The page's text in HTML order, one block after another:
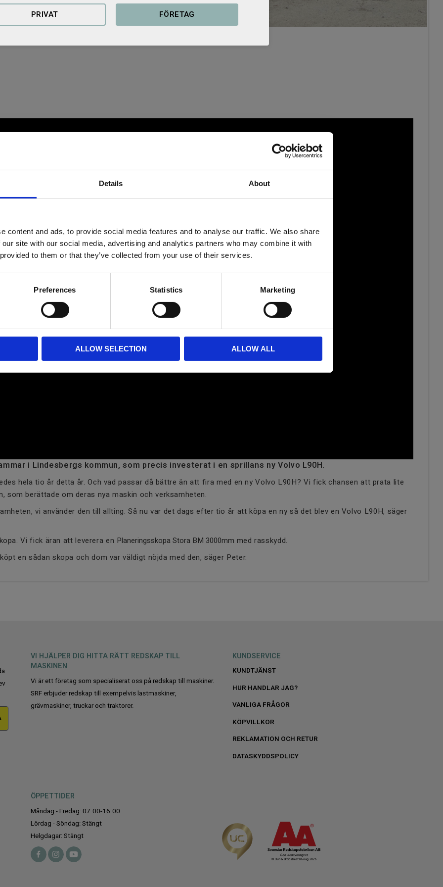
Details About
content and ads, to provide social media features and to analyse our traffic. We also share
site with our social media, advertising and analytics partners who may combine it with
to them or that they’ve collected from your use of their services.
Preferences Statistics Marketing
ALLOW SELECTION ALLOW ALL
i Lindesbergs kommun, som precis investerat i en sprillans ny Volvo L90H.
hela tio år detta år. Och vad passar då bättre än att fira med en ny Volvo L90H? Vi fick chansen att prata lite
som berättade om deras nya maskin och verksamheten.
vi använder den till allting. Så nu var det dags efter tio år att köpa en ny så det blev en Volvo L90H, säger
Vi fick äran att leverera en Planeringsskopa Stora BM 3000mm med rasskydd.
en sådan skopa och dom var väldigt nöjda med den, säger Peter.
VI HJÄLPER DIG HITTA RÄTT REDSKAP TILL
MASKINEN
Vi är ett företag som specialiserat oss på redskap till maskiner.
SRF erbjuder redskap till exempelvis lastmaskiner,
grävmaskiner, truckar och traktorer.
KUNDSERVICE
KUNDTJÄNST
HUR HANDLAR JAG?
VANLIGA FRÅGOR
KÖPVILLKOR
REKLAMATION OCH RETUR
DATASKYDDSPOLICY
ÖPPETTIDER
Måndag - Fredag: 07.00-16.00
Lördag - Söndag: Stängt
Helgdagar: Stängt
PRIVAT FÖRETAG